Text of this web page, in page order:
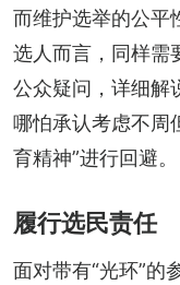
而维护选举的公平
选人而言，同样需
公众疑问，详细解
哪怕承认考虑不周
育精神”进行回避。
履行选民责任
面对带有“光环”的